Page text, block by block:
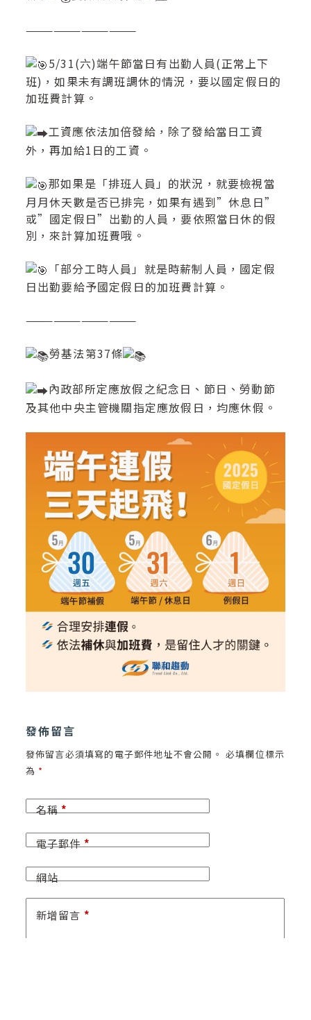
————————————
5/31(六)端午節當日有出勤人員(正常上下
班)，如果未有調班調休的情況，要以國定假日的
加班費計算。
工資應依法加倍發給，除了發給當日工資
外，再加給1日的工資。
那如果是「排班人員」的狀況，就要檢視當
月月休天數是否已排完，如果有遇到”休息日”
或”國定假日”出勤的人員，要依照當日休的假
別，來計算加班費哦。
「部分工時人員」就是時薪制人員，國定假
日出勤要給予國定假日的加班費計算。
————————————
勞基法第37條
內政部所定應放假之紀念日、節日、勞動節
及其他中央主管機關指定應放假日，均應休假。
發佈留言
發佈留言必須填寫的電子郵件地址不會公開。 必填欄位標示
為 *
名稱*
電子郵件*
網站
新增留言 *